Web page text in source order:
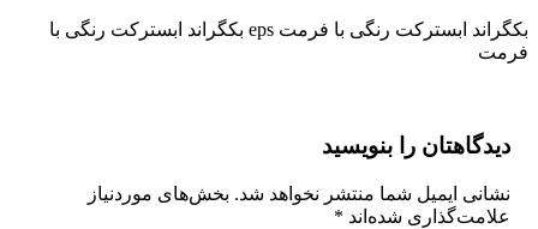
بکگراند ابسترکت رنگی با فرمت eps بکگراند ابسترکت رنگی با
فرمت
دیدگاهتان را بنویسید
نشانی ایمیل شما منتشر نخواهد شد. بخش‌های موردنیاز
علامت‌گذاری شده‌اند *